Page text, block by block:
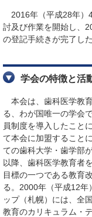
2016年（平成28年）
討及び作業を開始し、
の登記手続きが完了した
学会の特徴と活
本会は、歯科医学教
る、わが国唯一の学会
員制度を導入したこと
て本会に加盟すること
ての歯科大学・歯学部
以降、歯科医学教育者
目標の一つである教育
る。2000年（平成12年
ップ（札幌）には、全
教育のカリキュラム・